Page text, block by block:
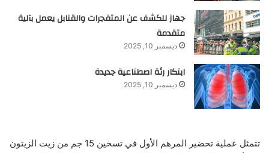
جهاز للكشف عن المتفجرات والقنابل يعمل بآلية
متقدمة
ديسمبر 10, 2025
ابتكار رئة اصطناعية جديدة
ديسمبر 10, 2025
تتمثل عملية تحضير المرهم الأول في تسخين 15 جم من زيت الزيتون